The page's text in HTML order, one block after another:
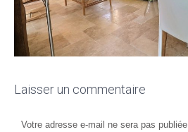
Laisser un commentaire
Votre adresse e-mail ne sera pas publiée.